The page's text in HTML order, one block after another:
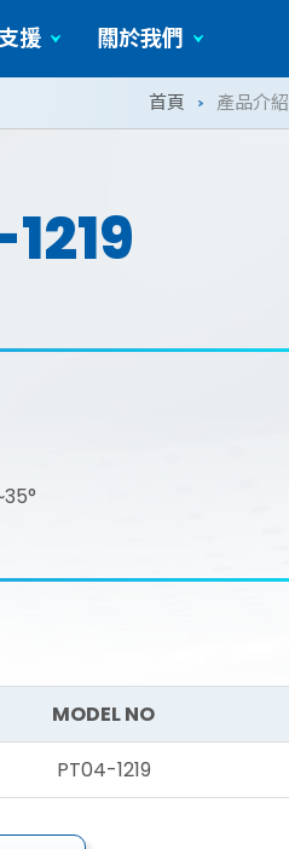
援
技術
關於我們
歷史記事
首頁 產品介紹
MODEL NO
PT04-1219